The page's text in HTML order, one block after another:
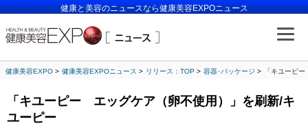
健康と美容のニュースなら健康美容EXPOニュース
健康美容EXPO 健康美容EXPOニュース リリース：TOP 容器･パッケージ 「キユーピ
「キユーピー エッグケア（卵不使用）」を刷新/キ
ユーピー